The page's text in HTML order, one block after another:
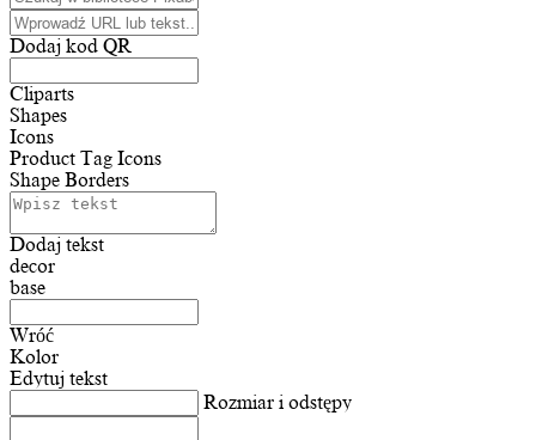
Dodaj kod QR
Cliparts
Shapes
Icons
Product Tag Icons
Shape Borders
Dodaj tekst
decor
base
Wróć
Kolor
Edytuj tekst
Rozmiar i odstępy